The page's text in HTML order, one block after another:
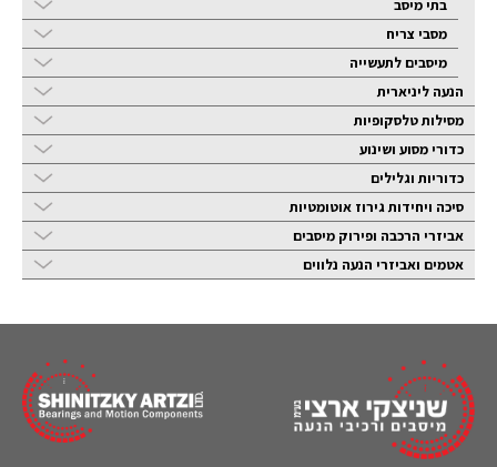
בתי מיסב
מסבי צריח
מיסבים לתעשייה
הנעה ליניארית
מסילות טלסקופיות
כדורי מסוע ושינוע
כדוריות וגלילים
סיכה ויחידות גירוז אוטומטיות
אביזרי הרכבה ופירוק מיסבים
אטמים ואביזרי הנעה נלווים